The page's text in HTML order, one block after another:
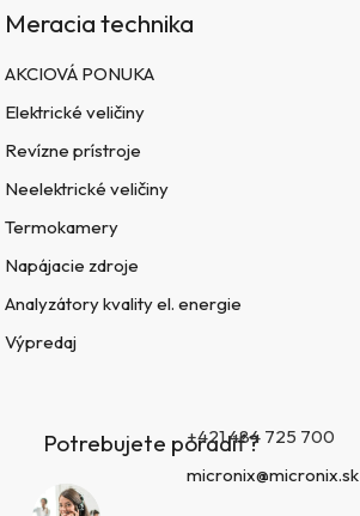
Meracia technika
AKCIOVÁ PONUKA
Elektrické veličiny
Revízne prístroje
Neelektrické veličiny
Termokamery
Napájacie zdroje
Analyzátory kvality el. energie
Výpredaj
Potrebujete poradiť?+421 484 725 700
micronix@micronix.sk